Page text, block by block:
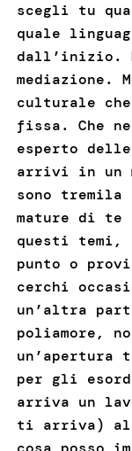
scegli tu
quale
dall’inizio.
mediazione.
culturale
fissa. Che
esperto
arrivi in un
sono tremila
mature di te
questi temi,
punto o
cerchi
un’altra
poliamore,
per gli
arriva un
ti arriva)